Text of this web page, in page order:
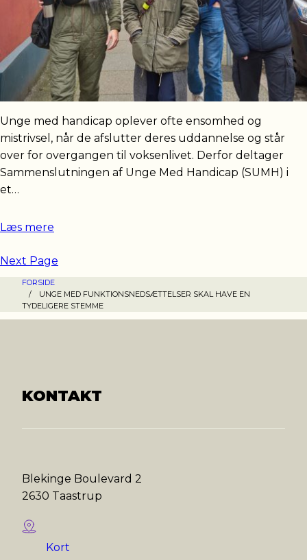
Unge med handicap oplever ofte ensomhed og
mistrivsel, når de afslutter deres uddannelse og står
over for overgangen til voksenlivet. Derfor deltager
Sammenslutningen af Unge Med Handicap (SUMH) i
et…
Læs mere
Next Page
FORSIDE
/
UNGE MED FUNKTIONSNEDSÆTTELSER SKAL HAVE EN
TYDELIGERE STEMME
KONTAKT
Blekinge Boulevard 2
2630 Taastrup
Kort